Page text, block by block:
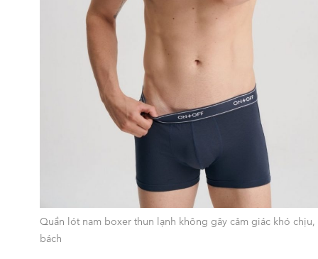
Quần lót nam boxer thun lạnh không gây cảm giác khó
bách